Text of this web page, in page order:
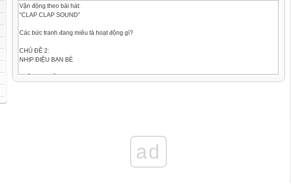
Vận động theo bài hát:
“CLAP CLAP SOUND”
Các bức tranh đang miêu tả hoạt động gì?
CHỦ ĐỀ 2:
NHỊP ĐIỆU BẠN BÈ
ad